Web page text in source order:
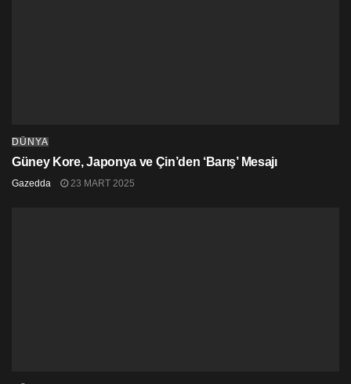
DÜNYA
Güney Kore, Japonya ve Çin’den ‘Barış’ Mesajı
Gazedda 23 MART 2025